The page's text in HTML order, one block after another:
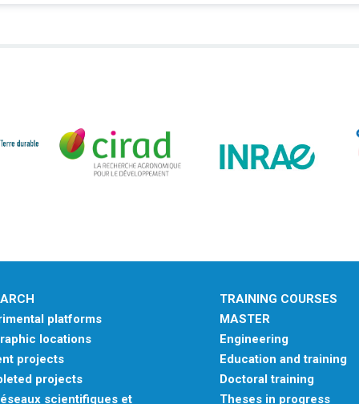
platforms
locations
projects
projects
scientifiques et
TRAINING COURSES
MASTER
Engineering
Education and training
Doctoral training
Theses in progress